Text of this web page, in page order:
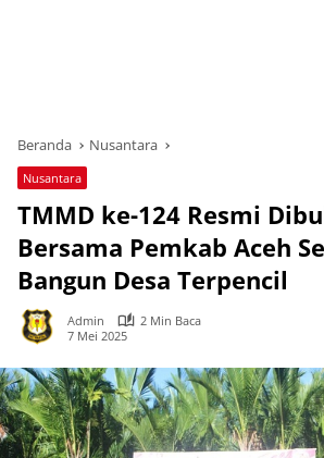
Beranda Nusantara
Nusantara
TMMD ke-124 Resmi
Bersama Pemkab Aceh
Bangun Desa Terpencil
Admin
2 Min Baca
7 Mei 2025